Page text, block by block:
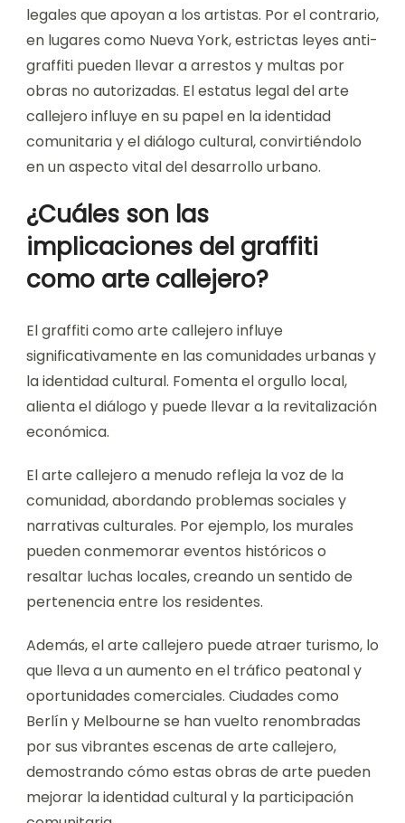
transformación urbana.
¿Cómo varían las leyes
respecto al arte callejero en
entornos urbanos?
Las leyes respecto al arte callejero varían
significativamente entre entornos urbanos,
reflejando los valores culturales locales y la
gobernanza. En algunas ciudades, el arte
callejero es acogido, a menudo protegido como
una forma de expresión pública. Por ejemplo,
ciudades como Berlín han establecido marcos
legales que apoyan a los artistas. Por el contrario,
en lugares como Nueva York, estrictas leyes anti-
graffiti pueden llevar a arrestos y multas por
obras no autorizadas. El estatus legal del arte
comunitaria y el diálogo cultural, convirtiéndolo
en un aspecto vital del desarrollo urbano.
¿Cuáles son las
implicaciones del graffiti
como arte callejero?
El graffiti como arte callejero influye
significativamente en las comunidades urbanas y
la identidad cultural. Fomenta el orgullo local,
alienta el diálogo y puede llevar a la revitalización
económica.
El arte callejero a menudo refleja la voz de la